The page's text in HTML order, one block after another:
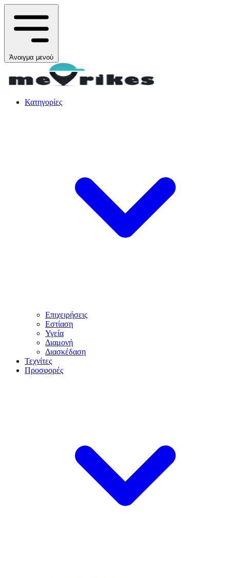
Άνοιγμα μενού
Κατηγορίες
Επιχειρήσεις
Εστίαση
Υγεία
Διαμονή
Διασκέδαση
Τεχνίτες
Προσφορές